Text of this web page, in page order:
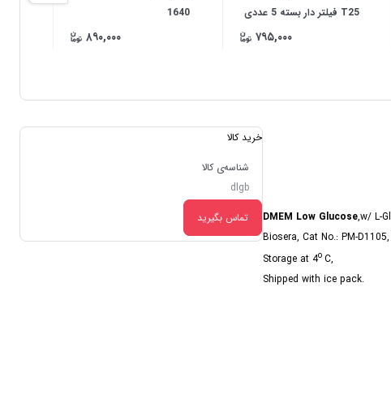
T25 فیلتر دار بسته 5 عددی
۷۹۵,۰۰۰
1640
۸۹۰,۰۰۰
DMEM Low Glucose,w/ L-
Biosera, Cat No.: PM-
Storage at 4o C,
Shipped with ice pack.
خرید کالا
شناسه‌ی کالا
dlgb
تماس بگیرید